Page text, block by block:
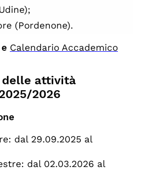
(Pordenone).
e Calendario Accademico
delle attività
2026
dal 29.09.2025 al
dal 02.03.2026 al